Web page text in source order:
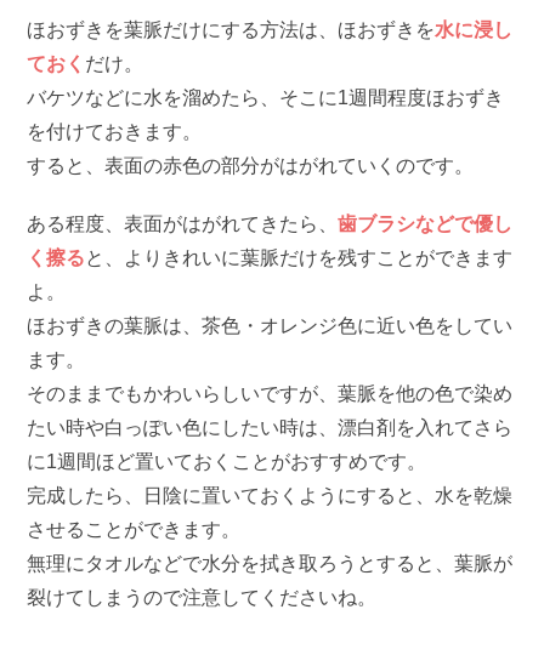
ほおずきを葉脈だけにする方法は、ほおずきを水に浸し
ておく だけ。
バケツなどに水を溜めたら、そこに1週間程度ほおずき
を付けておきます。
すると、表面の赤色の部分がはがれていくのです。
ある程度、表面がはがれてきたら、歯ブラシなどで優し
く擦ると、よりきれいに葉脈だけを残すことができます
よ。
ほおずきの葉脈は、茶色・オレンジ色に近い色をしてい
ます。
そのままでもかわいらしいですが、葉脈を他の色で染め
たい時や白っぽい色にしたい時は、漂白剤を入れてさら
に1週間ほど置いておくことがおすすめです。
完成したら、日陰に置いておくようにすると、水を乾燥
させることができます。
無理にタオルなどで水分を拭き取ろうとすると、葉脈が
裂けてしまうので注意してくださいね。